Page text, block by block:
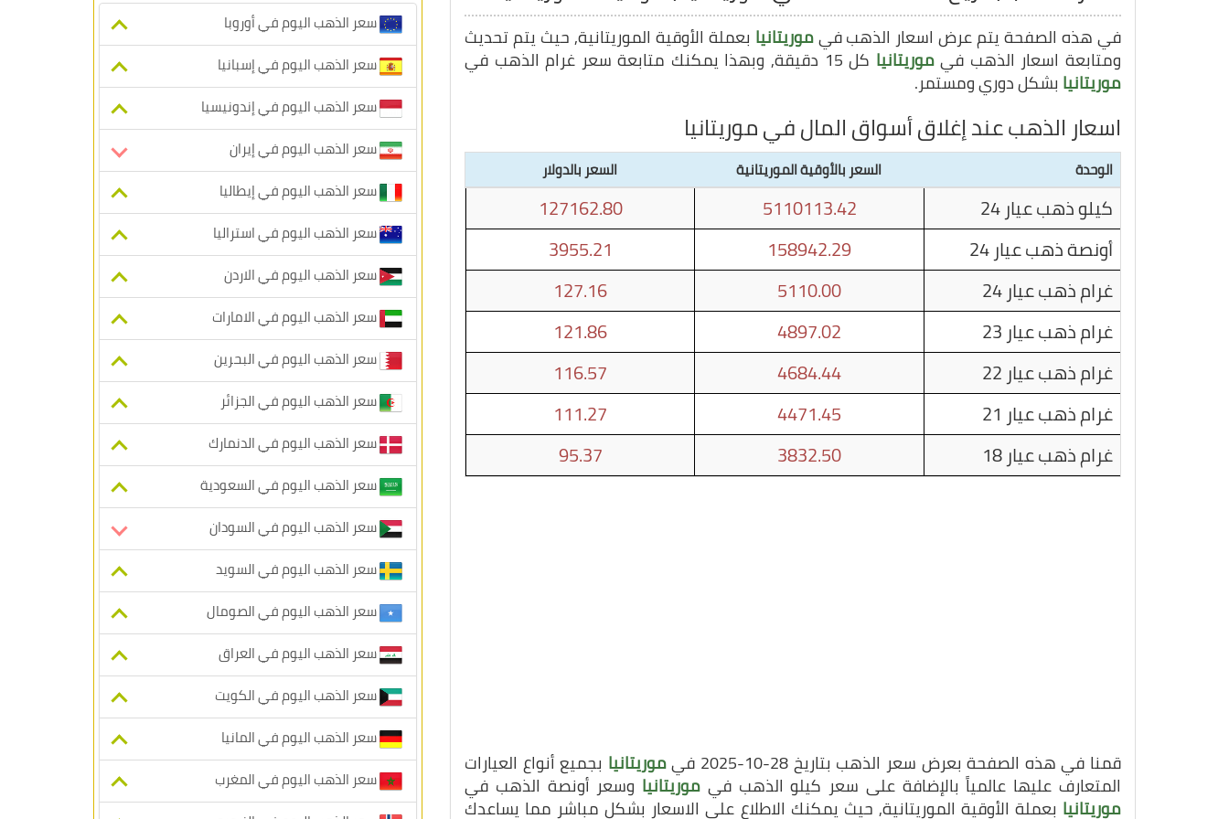
في هذه الصفحة يتم عرض اسعار الذهب فيموريتانيا بعملة الأوقية الموريتانية, حيث يتم تحديث
ومتابعة اسعار الذهب فيموريتانيا كل 15 دقيقة, وبهذا يمكنك متابعة سعر غرام الذهب في
موريتانيا بشكل دوري ومستمر.
اسعار الذهب عند إغلاق أسواق المال في موريتانيا
الوحدة السعر بالأوقية الموريتانية السعر بالدولار
كيلو ذهب عيار 24 5110113.42
127162.80
أونصة ذهب عيار 24
158942.29
3955.21
غرام ذهب عيار 24
5110.00
127.16
غرام ذهب عيار 23
4897.02
121.86
غرام ذهب عيار 22
4684.44
116.57
غرام ذهب عيار 21
4471.45
111.27
غرام ذهب عيار 18
3832.50
95.37
قمنا في هذه الصفحة بعرض سعر الذهب بتاريخ 28-10-2025 في موريتانيا بجميع أنواع العيارات
المتعارف عليها عالمياً بالإضافة على سعر كيلو الذهب في موريتانيا وسعر أونصة الذهب في
موريتانيا بعملة الأوقية الموريتانية, حيث يمكنك الاطلاع على الاسعار بشكل مباشر مما يساعدك
سعر الذهب اليوم في أوروبا
سعر الذهب اليوم في إسبانيا
سعر الذهب اليوم في إندونيسيا
سعر الذهب اليوم في إيران
سعر الذهب اليوم في إيطاليا
سعر الذهب اليوم في استراليا
سعر الذهب اليوم في الاردن
سعر الذهب اليوم في الامارات
سعر الذهب اليوم في البحرين
سعر الذهب اليوم في الجزائر
سعر الذهب اليوم في الدنمارك
سعر الذهب اليوم في السعودية
سعر الذهب اليوم في السودان
سعر الذهب اليوم في السويد
سعر الذهب اليوم في الصومال
سعر الذهب اليوم في العراق
سعر الذهب اليوم في الكويت
سعر الذهب اليوم في المانيا
سعر الذهب اليوم في المغرب